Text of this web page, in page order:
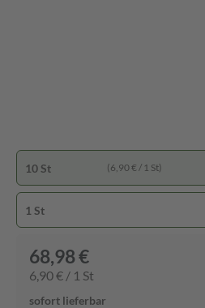
10 St (6,90 € / 1 St)
1 St
68,98 €
6,90 € / 1 St
sofort lieferbar